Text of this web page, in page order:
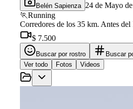
Belén Sapienza 24 de Mayo
🏃Running
Corredores de los 35 km. Antes del
$ 7.500
Buscar por rostro
Buscar
Ver todo
Fotos Videos